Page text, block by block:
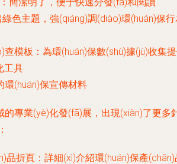
色主題，強(qiáng)調(diào)環(huán)保
查模板：為環(huán)保數(shù)據(jù)收集
工具
環(huán)保宣傳材料
的專業(yè)化發(fā)展，出現(xiàn)了更多
品折頁：詳細(xì)介紹環(huán)保產(chǎn)